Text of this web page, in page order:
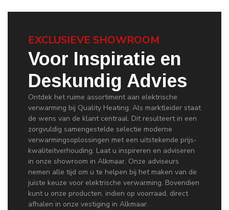
EXCLUSIEVE SHOWROOM
Voor Inspiratie en
Deskundig Advies
Ontdek het ruime assortiment aan elektrische
verwarming bij Quality Heating. Als marktleider staat
de wens van de klant centraal. Dit resulteert in een
zorgvuldig samengestelde selectie moderne
verwarmingsoplossingen met een uitstekende prijs-
kwaliteitverhouding. Laat u inspireren en adviseren
in onze showroom in Alkmaar. Onze adviseurs
nemen alle tijd om u te helpen bij het maken van de
juiste keuze voor elektrische verwarming. Bovendien
kunt u onze producten, indien op voorraad, direct
afhalen in onze vestiging in Alkmaar.